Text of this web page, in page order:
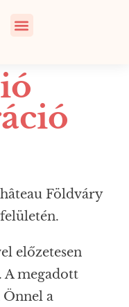
Földváry
előzetesen
A megadott
Önnel a